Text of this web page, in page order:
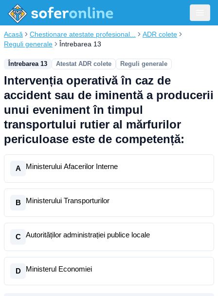
Acasă Chestionare atestate profesional...
ADR colete
Reguli generale
Întrebarea 13
Întrebarea 13 Atestat ADR colete Reguli generale
Intervenția operativă în caz de
accident sau de iminentă a producerii
unui eveniment în timpul
transportului rutier al mărfurilor
periculoase este de competență:
A Ministerului Afacerilor Interne
B Ministerului Transporturilor
C Autorităților administrației publice locale
D Ministerul Economiei